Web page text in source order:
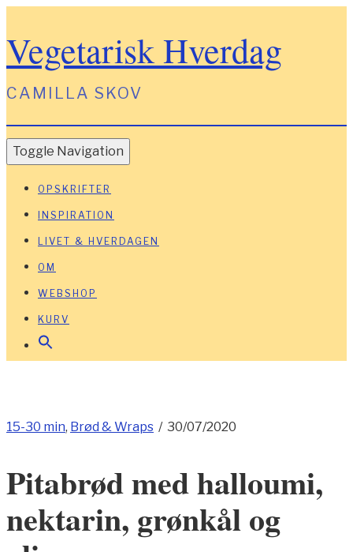
Vegetarisk Hverdag
CAMILLA SKOV
Toggle Navigation
OPSKRIFTER
INSPIRATION
LIVET & HVERDAGEN
OM
WEBSHOP
KURV
15-30 min, Brød & Wraps / 30/07/2020
Pitabrød med halloumi,
nektarin, grønkål og